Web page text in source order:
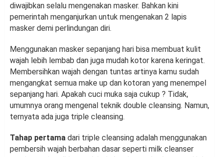
diwajibkan selalu mengenakan masker. Bahkan kini
pemerintah menganjurkan untuk mengenakan 2 lapis
masker demi perlindungan diri.
Menggunakan masker sepanjang hari bisa membuat kulit
wajah lebih lembab dan juga mudah kotor karena keringat.
Membersihkan wajah dengan tuntas artinya kamu sudah
mengangkat semua make up dan kotoran yang menempel
sepanjang hari. Apakah cuci muka saja cukup ? Tidak,
umumnya orang mengenal teknik double cleansing. Namun,
ternyata ada juga triple cleansing.
Tahap pertama dari triple cleansing adalah menggunakan
pembersih wajah berbahan dasar seperti milk cleanser